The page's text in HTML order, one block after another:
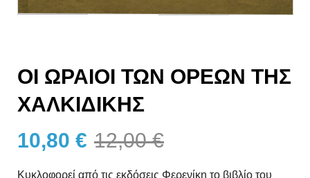
ΟΙ ΩΡΑΙΟΙ ΤΩΝ ΟΡΕΩΝ ΤΗΣ
ΧΑΛΚΙΔΙΚΗΣ
12,00€
10,80 €
Κυκλοφορεί από τις εκδόσεις Φερενίκη το βιβλίο του